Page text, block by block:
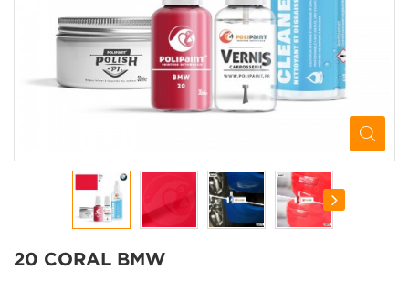
20 CORAL BMW